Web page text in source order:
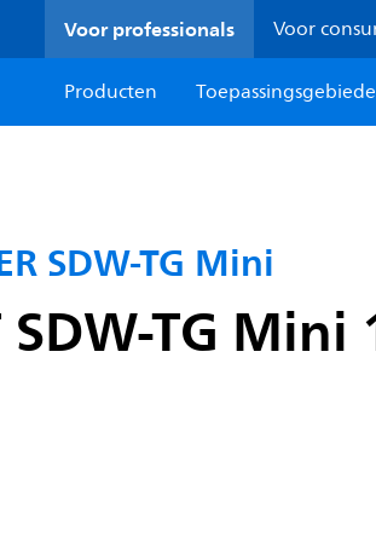
Voor professionals Voor
Producten
SDW-TG Mini
SDW-TG